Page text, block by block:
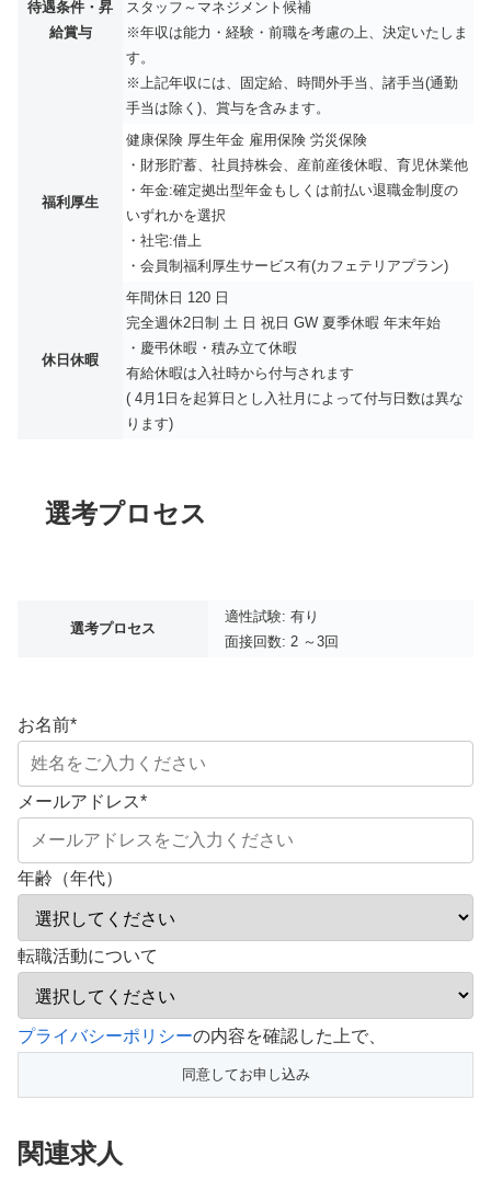
待遇条件・昇
給賞与
スタッフ～マネジメント候補
※年収は能力・経験・前職を考慮の上、決定いたしま
す。
※上記年収には、固定給、時間外手当、諸手当(通勤
手当は除く)、賞与を含みます。
福利厚生
健康保険 厚生年金 雇用保険 労災保険
・財形貯蓄、社員持株会、産前産後休暇、育児休業他
・年金:確定拠出型年金もしくは前払い退職金制度の
いずれかを選択
・社宅:借上
・会員制福利厚生サービス有(カフェテリアプラン)
休日休暇
年間休日 120 日
完全週休2日制 土 日 祝日 GW 夏季休暇 年末年始
・慶弔休暇・積み立て休暇
有給休暇は入社時から付与されます
( 4月1日を起算日とし入社月によって付与日数は異な
ります)
選考プロセス
選考プロセス
適性試験: 有り
面接回数: 2 ～3回
お名前*
メールアドレス*
年齢（年代）
転職活動について
こ
フ
ー
プライバシーポリシーの内容を確認した上で、
関連求人